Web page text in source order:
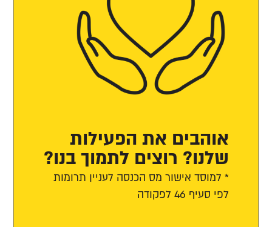
אוהבים את הפעילות
שלנו? רוצים לתמוך בנו?
* למוסד אישור מס הכנסה לעניין תרומות
לפי סעיף 46 לפקודה